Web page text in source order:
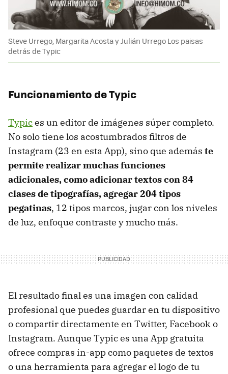
Steve Urrego, Margarita Acosta y Julián Urrego Los paisas
detrás de Typic
Funcionamiento de Typic
Typices un editor de imágenes súper completo.
No solo tiene los acostumbrados filtros de
Instagram (23 en esta App), sino que además te
permite realizar muchas funciones
adicionales, como adicionar textos con 84
clases de tipografías, agregar 204 tipos
pegatinas, 12 tipos marcos, jugar con los niveles
de luz, enfoque contraste y mucho más.
El resultado final es una imagen con calidad
profesional que puedes guardar en tu dispositivo
o compartir directamente en Twitter, Facebook o
Instagram. Aunque Typic es una App gratuita
ofrece compras in-app como paquetes de textos
o una herramienta para agregar el logo de tu